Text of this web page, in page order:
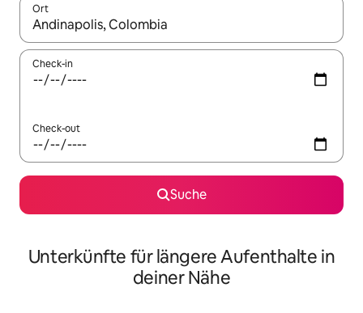
Ort
Wenn Ergebnisse verfügbar sind, navigiere mit den
Check-in
Check-out
Suche
Unterkünfte für längere Aufenthalte in
deiner Nähe